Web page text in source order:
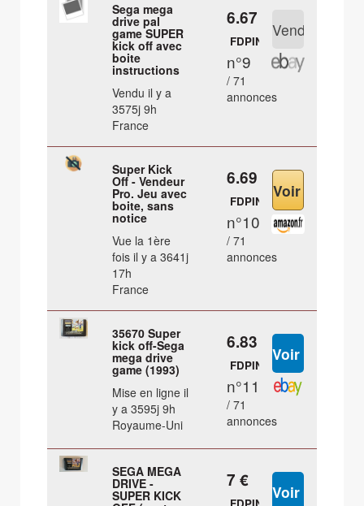
Sega mega
drive pal
game SUPER
kick off avec
boite
instructions
Vendu il y a
3575j 9h
France
6.67 €
FDPIN
n°9
/ 71
annonces
Super Kick
Off - Vendeur
Pro. Jeu avec
boite, sans
notice
Vue la 1ère
fois il y a 3641j
17h
France
6.69 €
FDPIN
n°10
/ 71
annonces
35670 Super
kick off-Sega
mega drive
game (1993)
Mise en ligne il
y a 3595j 9h
Royaume-Uni
6.83 €
FDPIN
n°11
/ 71
annonces
SEGA MEGA
DRIVE -
SUPER KICK
7 €